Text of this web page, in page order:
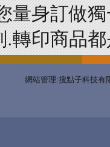
量身訂做
.轉印商品
網站管理:搜點子科技有